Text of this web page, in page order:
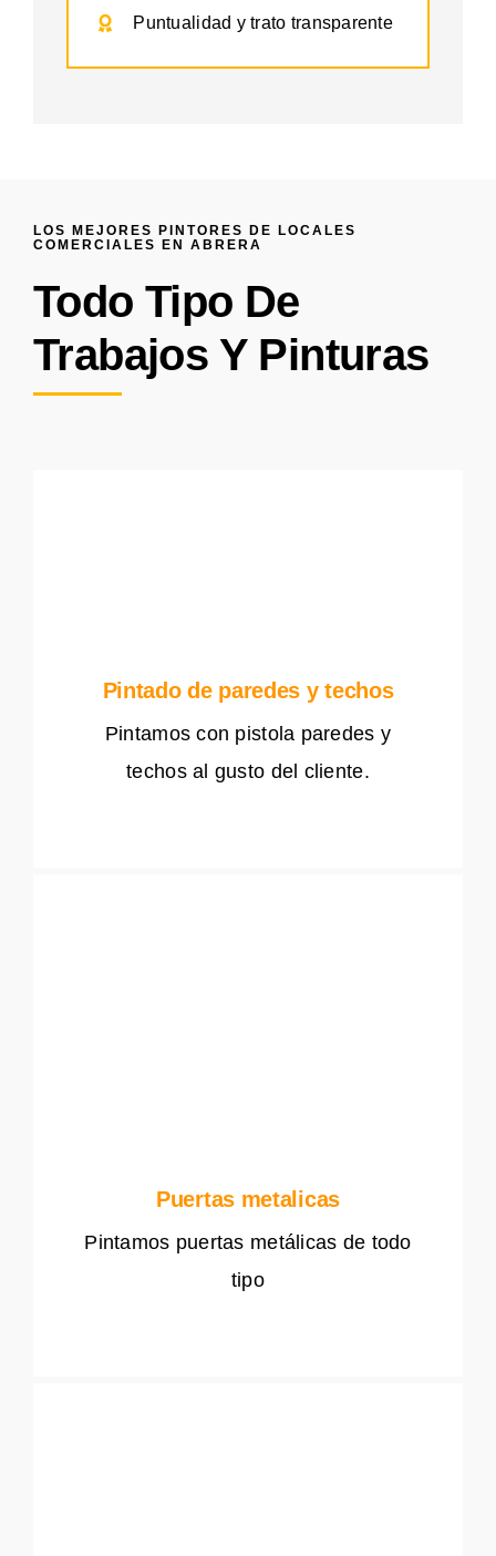
Puntualidad y trato transparente
LOS MEJORES PINTORES DE LOCALES
COMERCIALES EN ABRERA
Todo Tipo De
Trabajos Y Pinturas
Pintado de paredes y techos
Pintamos con pistola paredes y
techos al gusto del cliente.
Puertas metalicas
Pintamos puertas metálicas de todo
tipo